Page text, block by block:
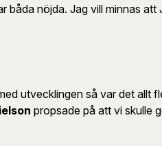
båda nöjda. Jag vill minnas
utvecklingen så var det allt
propsade på att vi skulle